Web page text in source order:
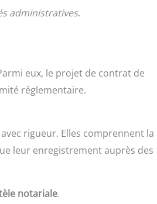
administratives.
eux, le projet de contrat de
réglementaire.
rigueur. Elles comprennent la
leur enregistrement auprès des
notariale.